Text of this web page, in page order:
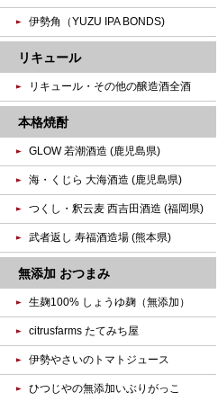
伊勢角（YUZU IPA BONDS)
リキュール
リキュール・その他の醸造酒全酒
本格焼酎
GLOW 若潮酒造 (鹿児島県)
海・くじら 大海酒造 (鹿児島県)
つくし・釈云麦 西吉田酒造 (福岡県)
武者返し 寿福酒造場 (熊本県)
無添加 おつまみ
生麹100% しょうゆ麹（無添加）
citrusfarms たてみち屋
伊勢やさいのトマトジュース
ひつじやの無添加いぶりがっこ